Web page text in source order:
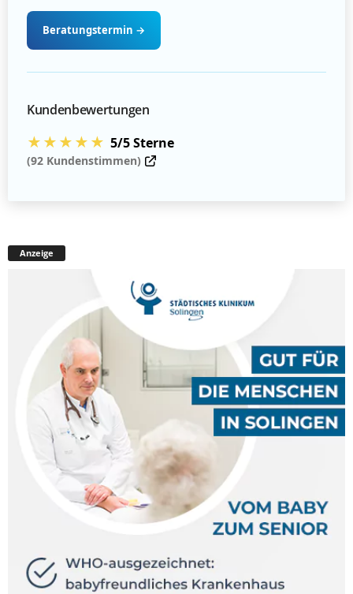
Beratungstermin →
Kundenbewertungen
★★★★★ 5/5 Sterne
(92 Kundenstimmen)
Anzeige